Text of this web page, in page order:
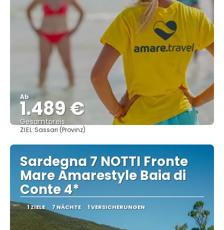
Ab
1.489 €
Gesamtpreis
ZIEL:Sassari (Provinz)
Sardegna 7 NOTTI Fronte
Mare Amarestyle Baia di
Conte 4*
1 ZIELE 7 NÄCHTE 1 VERSICHERUNGEN